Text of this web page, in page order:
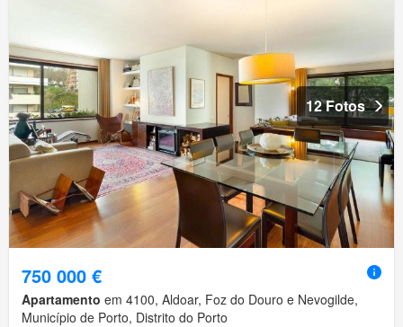
12 Fotos
750 000 €
Apartamento em 4100, Aldoar, Foz do Douro e Nevogilde,
Município de Porto, Distrito do Porto